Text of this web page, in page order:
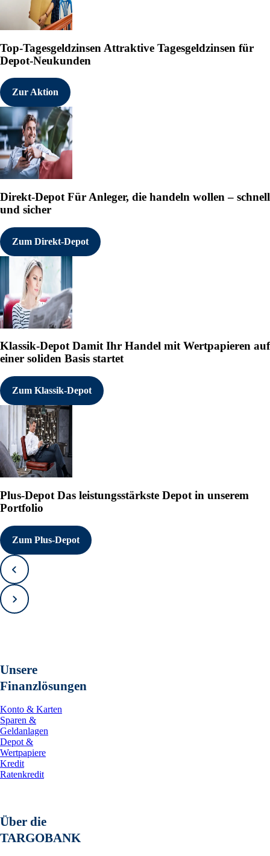
Top-Tagesgeldzinsen Attraktive Tagesgeldzinsen für
Depot-Neukunden
Zur Aktion
Direkt-Depot Für Anleger, die handeln wollen – schnell
und sicher
Zum Direkt-Depot
Klassik-DepotDamit Ihr Handel mit Wertpapieren auf
einer soliden Basis startet
Zum Klassik-Depot
Plus-Depot Das leistungsstärkste Depot in unserem
Portfolio
Zum Plus-Depot
Zurück
Vorwärts
Unsere
Finanzlösungen
Konto & Karten
Sparen &
Geldanlagen
Depot &
Wertpapiere
Kredit
Ratenkredit
Über die
TARGOBANK